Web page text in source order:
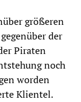
größeren
der
Piraten
noch
worden
Klientel.